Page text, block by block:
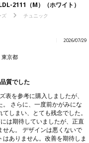
2111（M）（ホワイト）
ズ
チュニック
2026/07/29
東京都
質でした
を参考に購入しましたが、
さらに、一度前かがみにな
しまい、とても残念でした。
は期待していましたが、正直
ん。 デザインは悪くないで
ありません。改善を期待しま